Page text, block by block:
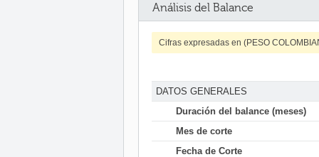
Análisis del Balance
Cifras expresadas en (PESO
DATOS GENERALES
Duración del balance (meses)
Mes de corte
Fecha de Corte